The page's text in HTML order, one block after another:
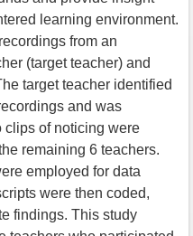
learning environment.
from an
(target teacher) and
target teacher identified
and was
clips of noticing were
remaining 6 teachers.
employed for data
were then coded,
findings. This study